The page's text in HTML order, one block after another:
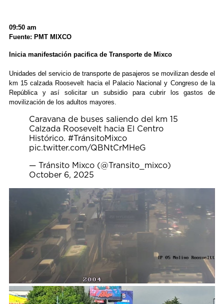
09:50 am
Fuente: PMT MIXCO
Inicia manifestación pacifica de Transporte de Mixco
Unidades del servicio de transporte de pasajeros se movilizan desde el
km 15 calzada Roosevelt hacia el Palacio Nacional y Congreso de la
República y así solicitar un subsidio para cubrir los gastos de
movilización de los adultos mayores.
Caravana de buses saliendo del km 15
Calzada Roosevelt hacia El Centro
Histórico. #TránsitoMixco
pic.twitter.com/QBNtCrMHeG
— Tránsito Mixco (@Transito_mixco)
October 6, 2025